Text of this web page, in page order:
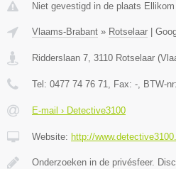
Niet gevestigd in de plaats
Vlaams-Brabant » Rotselaar
Ridderslaan 7 3110 Rotselaar (
Tel: 0477 74 76 71 , Fax: - , BTW-nr:
E-mail › Detective3100
Website: http://
Onderzoeken in de privésfeer.